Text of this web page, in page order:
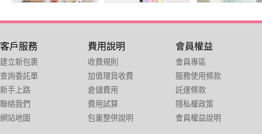
客戶服務
建立新包裹
查詢委託單
新手上路
聯絡我們
網站地圖
費用說明
收費規則
加值理貨收費
倉儲費用
費用試算
包裏整併說明
會員權益
會員專區
服務使用條款
託運條款
隱私權政策
會員權益說明